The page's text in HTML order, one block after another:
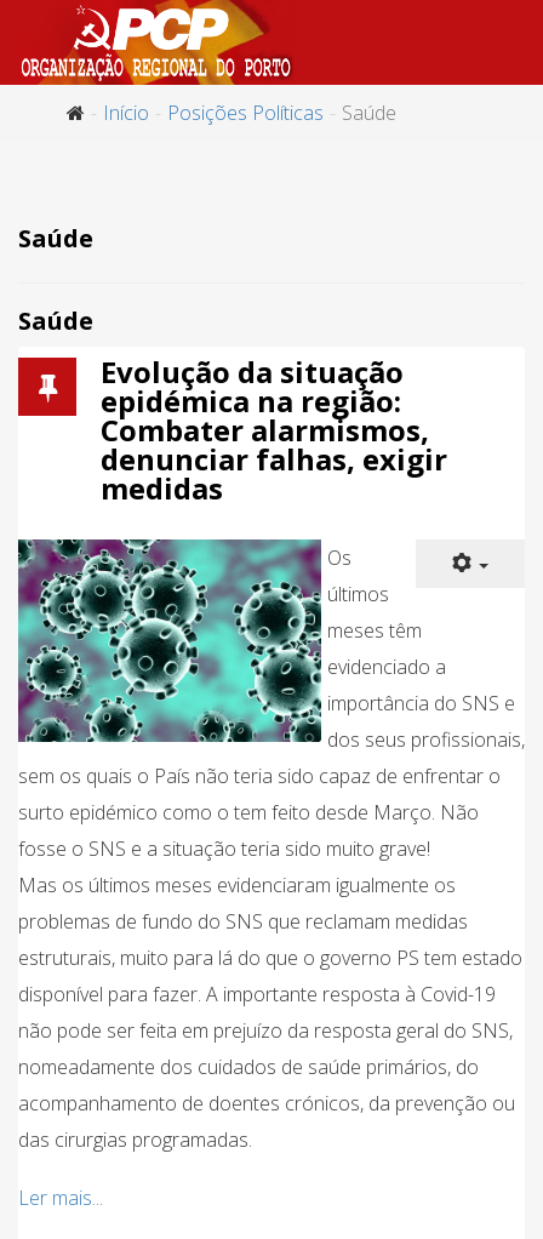
Início Posições Políticas Saúde
Saúde
Saúde
Evolução da situação
epidémica na região:
Combater alarmismos,
denunciar falhas, exigir
medidas
Os
últimos
meses têm
evidenciado a
importância do SNS e
dos seus profissionais,
sem os quais o País não teria sido capaz de enfrentar o
surto epidémico como o tem feito desde Março. Não
fosse o SNS e a situação teria sido muito grave!
Mas os últimos meses evidenciaram igualmente os
problemas de fundo do SNS que reclamam medidas
estruturais, muito para lá do que o governo PS tem estado
disponível para fazer. A importante resposta à Covid-19
não pode ser feita em prejuízo da resposta geral do SNS,
nomeadamente dos cuidados de saúde primários, do
acompanhamento de doentes crónicos, da prevenção ou
das cirurgias programadas.
Ler mais...